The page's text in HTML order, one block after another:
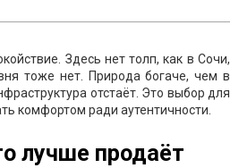
Здесь нет толп, как в Сочи,
тоже нет. Природа богаче, чем в
отстаёт. Это выбор для
комфортом ради аутентичности.
лучше продаёт